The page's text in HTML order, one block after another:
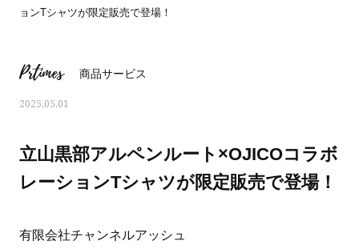
ョンTシャツが限定販売で登場！
Prtimes 商品サービス
2025.05.01
立山黒部アルペンルート×OJICOコラボ
レーションTシャツが限定販売で登場！
有限会社チャンネルアッシュ